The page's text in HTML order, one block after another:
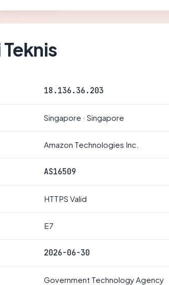
18.136.36.203
Singapore · Singapore
Amazon Technologies Inc.
AS16509
HTTPS Valid
E7
2026-06-30
Government Technology Agency